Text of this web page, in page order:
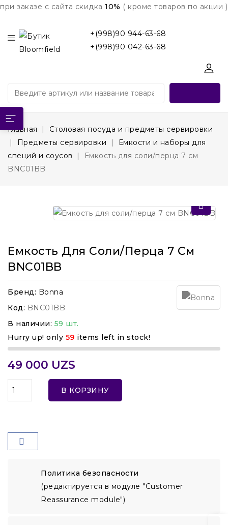
при заказе с сайта скидка 10% ( кроме товаров по акции )
+(998)90 944-63-68
+(998)90 042-63-68
Главная
Столовая посуда и предметы сервировки
Предметы сервировки
Емкости и наборы для
специй и соусов
Емкость для соли/перца 7 см
BNC01BB
Емкость Для Соли/перца 7 См
BNC01BB
Бренд: Bonna
Код: BNC01BB
В наличии: 59 шт.
Hurry up! only 59 items left in stock!
49 000 UZS
В КОРЗИНУ
Политика безопасности
(редактируется в модуле "Customer
Reassurance module")